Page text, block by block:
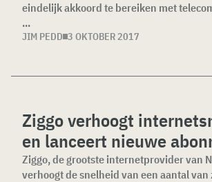
eindelijk akkoord te bereiken met
...
JIM PEDD 3 OKTOBER 2017
Ziggo verhoogt
en lanceert nieuwe
Ziggo, de grootste internetprovider van
verhoogt de snelheid van een aantal van